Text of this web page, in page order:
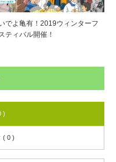
でよ亀有！2019ウィンターフ
ティバル開催！
)
( 0 )